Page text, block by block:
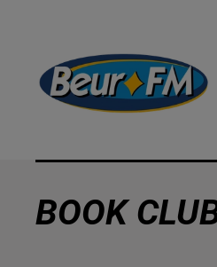
BOOK